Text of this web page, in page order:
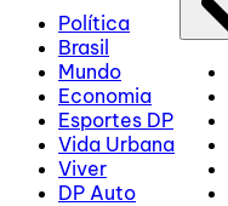
Política
Brasil
Mundo
Economia
Esportes DP
Vida Urbana
Viver
DP Auto